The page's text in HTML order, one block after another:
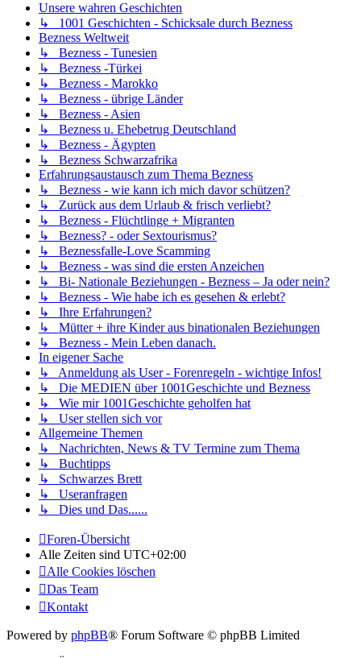
Unsere wahren Geschichten
↳ 1001 Geschichten - Schicksale durch Bezness
Bezness Weltweit
↳ Bezness - Tunesien
↳ Bezness -Türkei
↳ Bezness - Marokko
↳ Bezness - übrige Länder
↳ Bezness - Asien
↳ Bezness u. Ehebetrug Deutschland
↳ Bezness - Ägypten
↳ Bezness Schwarzafrika
Erfahrungsaustausch zum Thema Bezness
↳ Bezness - wie kann ich mich davor schützen?
↳ Zurück aus dem Urlaub & frisch verliebt?
↳ Bezness - Flüchtlinge + Migranten
↳ Bezness? - oder Sextourismus?
↳ Beznessfalle-Love Scamming
↳ Bezness - was sind die ersten Anzeichen
↳ Bi- Nationale Beziehungen - Bezness – Ja oder nein?
↳ Bezness - Wie habe ich es gesehen & erlebt?
↳ Ihre Erfahrungen?
↳ Mütter + ihre Kinder aus binationalen Beziehungen
↳ Bezness - Mein Leben danach.
In eigener Sache
↳ Anmeldung als User - Forenregeln - wichtige Infos!
↳ Die MEDIEN über 1001Geschichte und Bezness
↳ Wie mir 1001Geschichte geholfen hat
↳ User stellen sich vor
Allgemeine Themen
↳ Nachrichten, News & TV Termine zum Thema
↳ Buchtipps
↳ Schwarzes Brett
↳ Useranfragen
↳ Dies und Das......
Foren-Übersicht
Alle Zeiten sind UTC+02:00
Alle Cookies löschen
Das Team
Kontakt
Powered by phpBB® Forum Software © phpBB Limited